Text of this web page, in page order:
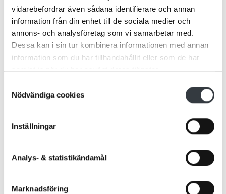
vidarebefordrar även sådana identifierare och annan
information från din enhet till de sociala medier och
annons- och analysföretag som vi samarbetar med.
Dessa kan i sin tur kombinera informationen med annan
information som du har tillhandahållit eller som de har
samlat in när du har använt deras tjänster.
Nödvändiga cookies
Inställningar
Analys- & statistikändamål
Marknadsföring